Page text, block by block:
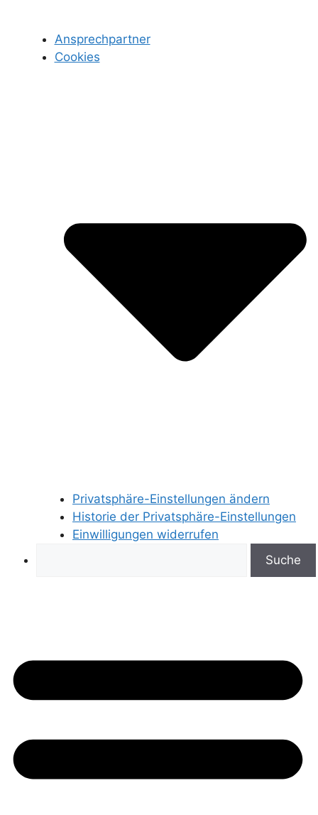
Ansprechpartner
Cookies
Privatsphäre-Einstellungen ändern
Historie der Privatsphäre-Einstellungen
Einwilligungen widerrufen